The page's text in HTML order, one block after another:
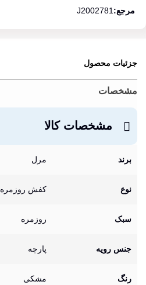
مرجع: J2002781
جزئیات محصول
مشخصات
مشخصات کالا
برند مرل
نوع کفش روزمره
سبک روزمره
جنس رویه پارچه
رنگ مشکی